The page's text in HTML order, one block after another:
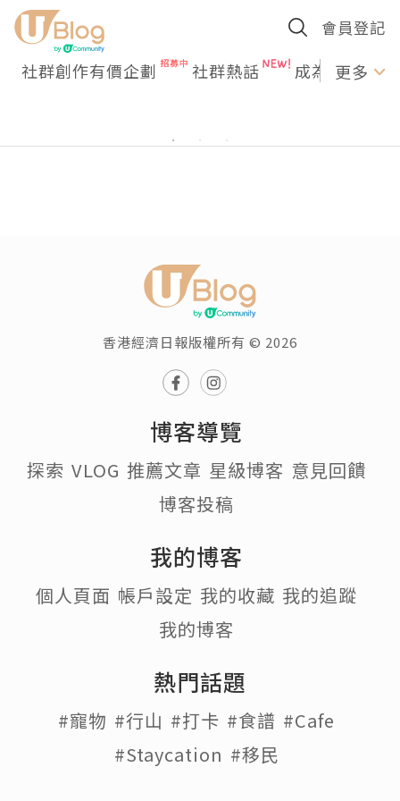
會員登記
社群創作有價企劃 社群熱話 成為U更多
香港經濟日報版權所有 © 2026
博客導覽
探索 VLOG 推薦文章 星級博客 意見回饋
博客投稿
我的博客
個人頁面 帳戶設定 我的收藏 我的追蹤
我的博客
熱門話題
#寵物 #行山 #打卡 #食譜 #Cafe
#Staycation #移民